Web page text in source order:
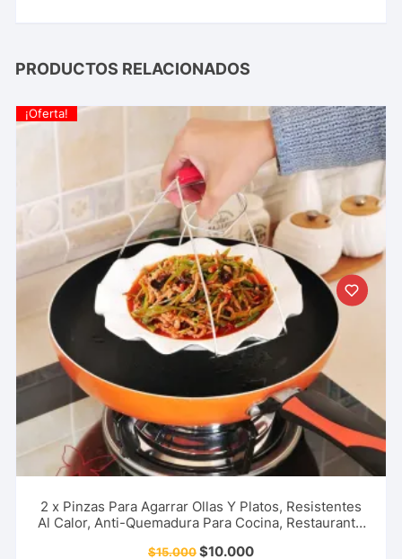
PRODUCTOS RELACIONADOS
¡Oferta!
2 x Pinzas Para Agarrar Ollas Y Platos, Resistentes
Al Calor, Anti-Quemadura Para Cocina, Restaurante
$15.000$10.000